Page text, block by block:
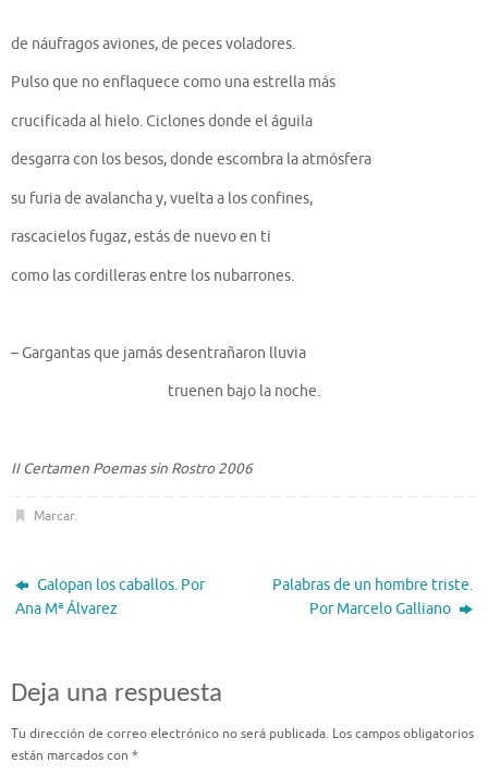
de náufragos aviones, de peces voladores.
Pulso que no enflaquece como una estrella más
crucificada al hielo. Ciclones donde el águila
desgarra con los besos, donde escombra la atmósfera
su furia de avalancha y, vuelta a los confines,
rascacielos fugaz, estás de nuevo en ti
como las cordilleras entre los nubarrones.
– Gargantas que jamás desentrañaron lluvia
truenen bajo la noche.
II Certamen Poemas sin Rostro 2006
Marcar.
Galopan los caballos. Por
Ana Mª Álvarez
Palabras de un hombre triste.
Por Marcelo Galliano
Deja una respuesta
Tu dirección de correo electrónico no será publicada. Los campos obligatorios
están marcados con *